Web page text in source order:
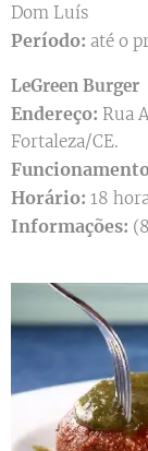
Dom Luís
Período: até o
LeGreen Burger
Endereço: Rua
Fortaleza/CE.
Horário: 18
Informações: